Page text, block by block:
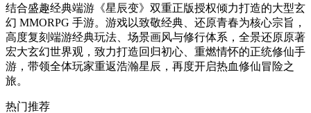
结合盛趣经典端游《星辰变》双重正版授权倾力打造的大型玄
幻 MMORPG 手游。游戏以致敬经典、还原青春为核心宗旨，
高度复刻端游经典玩法、场景画风与修行体系，全景还原原著
宏大玄幻世界观，致力打造回归初心、重燃情怀的正统修仙手
游，带领全体玩家重返浩瀚星辰，再度开启热血修仙冒险之
旅。
热门推荐